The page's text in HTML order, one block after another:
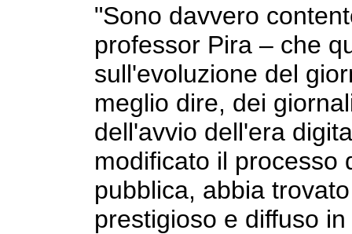
"Sono davvero
professor Pira – che
sull'evoluzione del
meglio dire, dei
dell'avvio dell'era
modificato il processo
pubblica, abbia
prestigioso e diffuso